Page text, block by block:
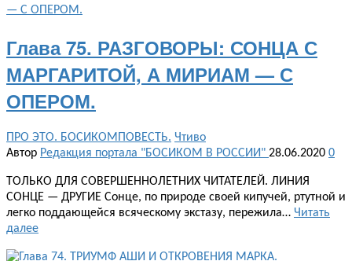
Глава 75. РАЗГОВОРЫ: СОНЦА С
МАРГАРИТОЙ, А МИРИАМ — С
ОПЕРОМ.
ПРО ЭТО. БОСИКОМПОВЕСТЬ. Чтиво
Автор Редакция портала "БОСИКОМ В РОССИИ" 28.06.2020 0
ТОЛЬКО ДЛЯ СОВЕРШЕННОЛЕТНИХ ЧИТАТЕЛЕЙ. ЛИНИЯ
СОНЦЕ — ДРУГИЕ Сонце, по природе своей кипучей, ртутной и
легко поддающейся всяческому экстазу, пережила… Читать
далее